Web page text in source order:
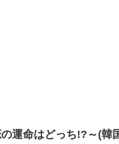
運命はどっち!?～(韓